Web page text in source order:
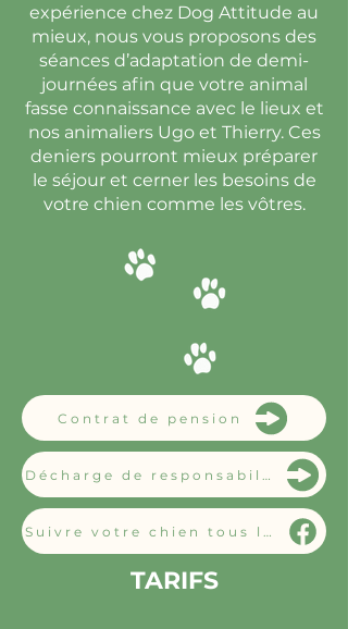
expérience chez Dog Attitude au
mieux, nous vous proposons des
séances d’adaptation de demi-
journées afin que votre animal
fasse connaissance avec le lieux et
nos animaliers Ugo et Thierry. Ces
deniers pourront mieux préparer
le séjour et cerner les besoins de
votre chien comme les vôtres.
Contrat de pension
TARIFS